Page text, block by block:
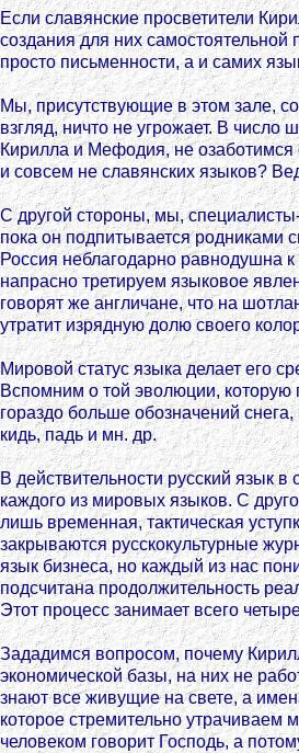
Если славянские просветители
создания для них
просто письменности, а и самих
Мы, присутствующие в этом зале,
взгляд, ничто не угрожает. В
Кирилла и Мефодия, не озаботимся
и совсем не славянских языков?
С другой стороны, мы,
пока он подпитывается родниками
Россия неблагодарно равнодушна
напрасно третируем языковое
говорят же англичане, что на
утратит изрядную долю своего
Мировой статус языка делает его
Вспомним о той эволюции, которую
гораздо больше обозначений
кидь, падь и мн. др.
В действительности русский язык
каждого из мировых языков. С
лишь временная, тактическая
закрываются русскокультурные
язык бизнеса, но каждый из нас
подсчитана продолжительность
Этот процесс занимает всего
Зададимся вопросом, почему
экономической базы, на них не
знают все живущие на свете, а
которое стремительно
человеком говорит Господь, а